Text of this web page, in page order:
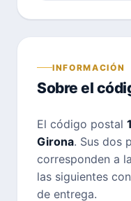
INFORMACIÓN
Sobre el
El código postal
Girona. Sus dos
corresponden a
las siguientes
de entrega.